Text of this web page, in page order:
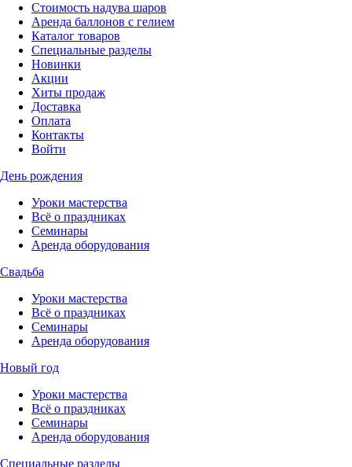
Стоимость надува шаров
Аренда баллонов с гелием
Каталог товаров
Специальные разделы
Новинки
Акции
Хиты продаж
Доставка
Оплата
Контакты
Войти
День рождения
Уроки мастерства
Всё о праздниках
Семинары
Аренда оборудования
Свадьба
Уроки мастерства
Всё о праздниках
Семинары
Аренда оборудования
Новый год
Уроки мастерства
Всё о праздниках
Семинары
Аренда оборудования
Специальные разделы